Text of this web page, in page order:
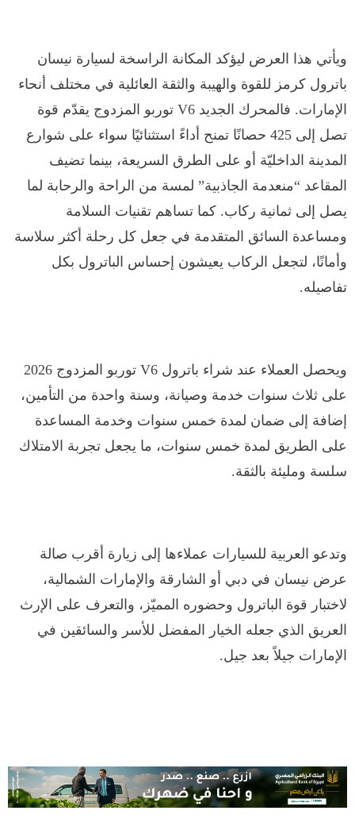
ويأتي هذا العرض ليؤكد المكانة الراسخة لسيارة نيسان
باترول كرمز للقوة والهيبة والثقة العائلية في مختلف أنحاء
الإمارات. فالمحرك الجديد V6 توربو المزدوج يقدّم قوة
تصل إلى 425 حصانًا تمنح أداءً استثنائيًا سواء على شوارع
المدينة الداخليّة أو على الطرق السريعة، بينما تضيف
المقاعد “منعدمة الجاذبية” لمسة من الراحة والرحابة لما
يصل إلى ثمانية ركاب. كما تساهم تقنيات السلامة
ومساعدة السائق المتقدمة في جعل كل رحلة أكثر سلاسة
وأمانًا، لتجعل الركاب يعيشون إحساس الباترول بكل
تفاصيله.
ويحصل العملاء عند شراء باترول V6 توربو المزدوج 2026
على ثلاث سنوات خدمة وصيانة، وسنة واحدة من التأمين،
إضافة إلى ضمان لمدة خمس سنوات وخدمة المساعدة
على الطريق لمدة خمس سنوات، ما يجعل تجربة الامتلاك
سلسة ومليئة بالثقة.
وتدعو العربية للسيارات عملاءها إلى زيارة أقرب صالة
عرض نيسان في دبي أو الشارقة والإمارات الشمالية،
لاختبار قوة الباترول وحضوره المميّز، والتعرف على الإرث
العريق الذي جعله الخيار المفضل للأسر والسائقين في
الإمارات جيلاً بعد جيل.